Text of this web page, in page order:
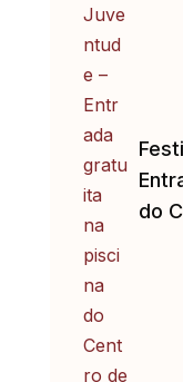
do